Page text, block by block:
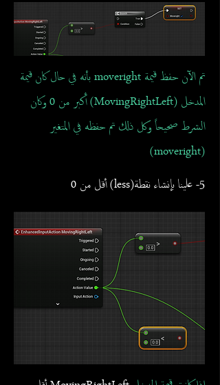
تم الآن حفظ قيمة moveright بأنه في حال كان قيمة
المدخل (MovingRightLeft) أكبر من 0 وكان
الشرط صحيحاً وكل ذلك تم حفظه في المتغير
(moveright)
5- علينا بإنشاء نقطة(less) أقل من 0